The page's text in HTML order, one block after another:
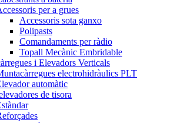
per a grues
Accessoris sota ganxo
Polipasts
Comandaments per ràdio
Topall Mecànic Embridable
i Elevadors Verticals
electrohidràulics PLT
automàtic
de tisora